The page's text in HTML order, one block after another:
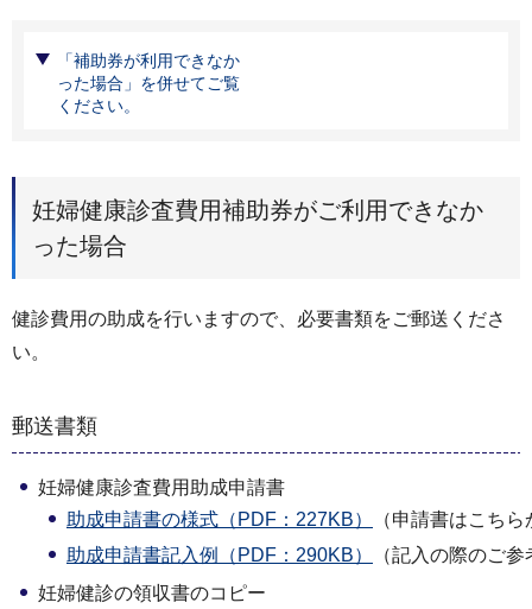
「補助券が利用できなか
った場合」を併せてご覧
ください。
妊婦健康診査費用補助券がご利用できなか
った場合
健診費用の助成を行いますので、必要書類をご郵送くださ
い。
郵送書類
妊婦健康診査費用助成申請書
助成申請書の様式（PDF：227KB）
（申請書はこち
助成申請書記入例（PDF：290KB）
（記入の際のご
妊婦健診の領収書のコピー